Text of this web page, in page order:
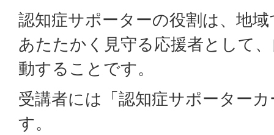
認知症サポーターの役割は、地
あたたかく見守る応援者として
動することです。
受講者には「認知症サポーター
す。